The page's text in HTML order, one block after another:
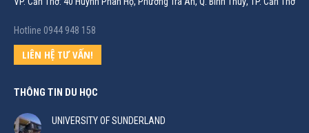
Hotline 0944 948 158
LIÊN HỆ TƯ VẤN!
THÔNG TIN DU HỌC
UNIVERSITY OF SUNDERLAND